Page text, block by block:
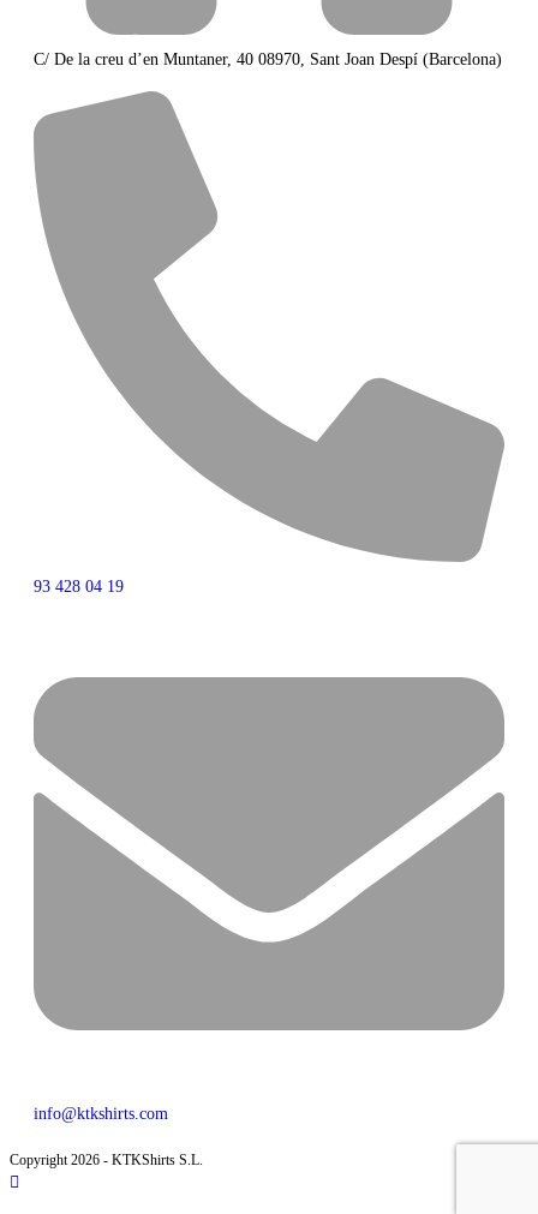
C/ De la creu d’en Muntaner, 40 08970, Sant Joan Despí (Barcelona)
93 428 04 19
info@ktkshirts.com
Copyright 2026 - KTKShirts S.L.